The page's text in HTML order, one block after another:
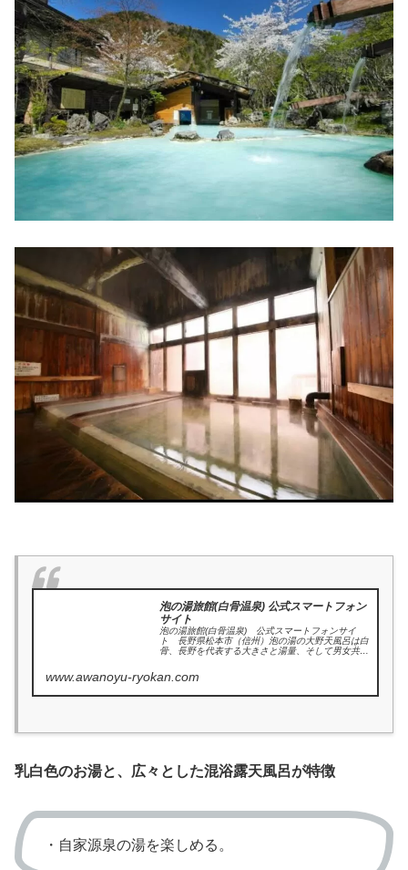
泡の湯旅館(白骨温泉) 公式スマートフォン
サイト
泡の湯旅館(白骨温泉) 公式スマートフォンサイ
ト 長野県松本市（信州）泡の湯の大野天風呂は白
骨、長野を代表する大きさと湯量、そして男女共用
い。
www.awanoyu-ryokan.com
乳白色のお湯と、広々とした混浴露天風呂が特徴
・自家源泉の湯を楽しめる。